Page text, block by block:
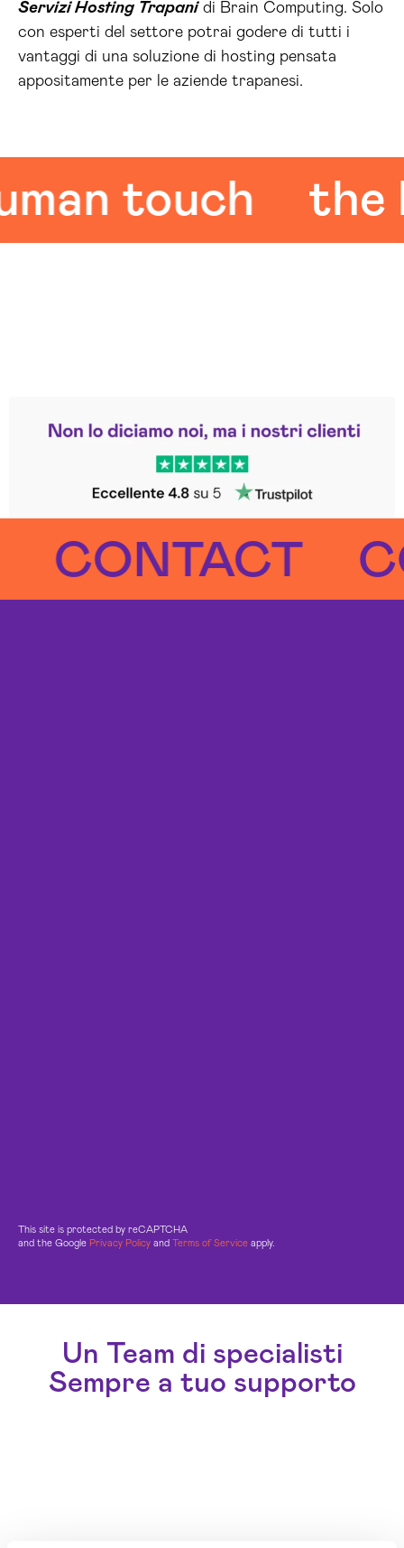
Servizi Hosting Trapanidi Brain Computing. Solo
con esperti del settore potrai godere di tutti i
vantaggi di una soluzione di hosting pensata
appositamente per le aziende trapanesi.
touch the
Trustpilot
This site is protected by reCAPTCHA
and the Google Privacy Policy and Terms of Service apply.
Un Team di specialisti
Sempre a tuo supporto